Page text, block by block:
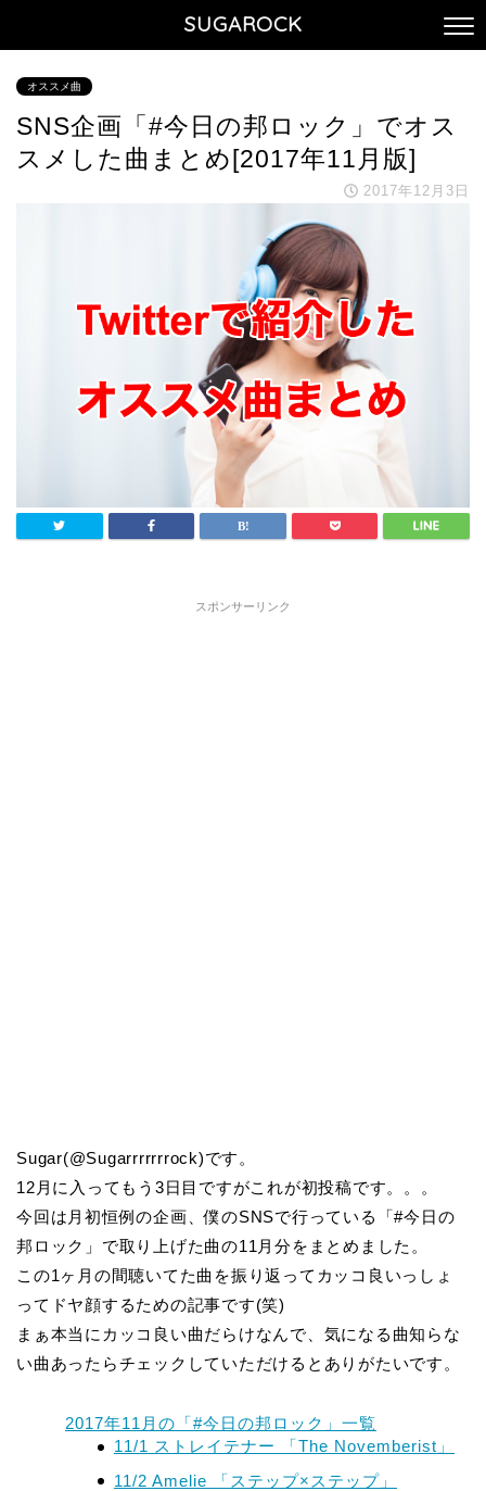
SUGAROCK
オススメ曲
SNS企画「#今日の邦ロック」でオス
スメした曲まとめ[2017年11月版]
2017年12月3日
スポンサーリンク
Sugar(@Sugarrrrrrrock)です。
12月に入ってもう3日目ですがこれが初投稿です。。。
今回は月初恒例の企画、僕のSNSで行っている「#今日の
邦ロック」で取り上げた曲の11月分をまとめました。
この1ヶ月の間聴いてた曲を振り返ってカッコ良いっしょ
ってドヤ顔するための記事です(笑)
まぁ本当にカッコ良い曲だらけなんで、気になる曲知らな
い曲あったらチェックしていただけるとありがたいです。
2017年11月の「#今日の邦ロック」一覧
11/1 ストレイテナー 「The Novemberist」
11/2 Amelie 「ステップ×ステップ」